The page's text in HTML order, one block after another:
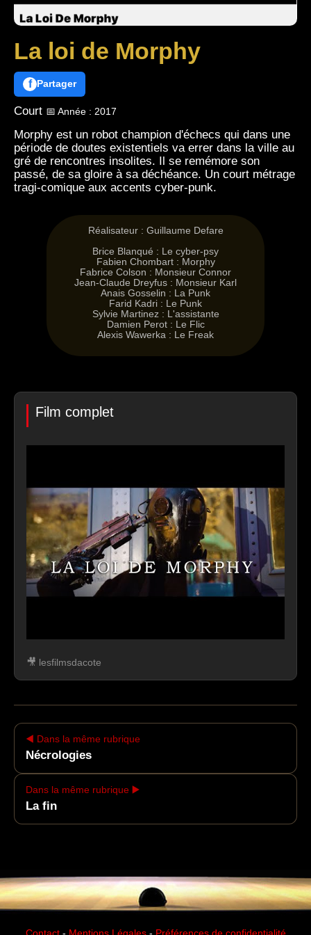
La loi de Morphy
f Partager
Court 📅 Année : 2017
Morphy est un robot champion d'échecs qui dans une
période de doutes existentiels va errer dans la ville au
gré de rencontres insolites. Il se remémore son
passé, de sa gloire à sa déchéance. Un court métrage
tragi-comique aux accents cyber-punk.
Réalisateur : Guillaume Defare
Brice Blanqué : Le cyber-psy
Fabien Chombart : Morphy
Fabrice Colson : Monsieur Connor
Jean-Claude Dreyfus : Monsieur Karl
Anais Gosselin : La Punk
Farid Kadri : Le Punk
Sylvie Martinez : L'assistante
Damien Perot : Le Flic
Alexis Wawerka : Le Freak
Film complet
▶
externe. Son affichage peut entraîner le
Accepter et afficher le contenu
🎥 lesfilmsdacote
◀️ Dans la même rubrique
Nécrologies
Dans la même rubrique ▶️
La fin